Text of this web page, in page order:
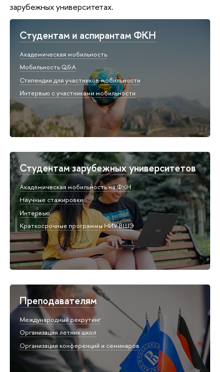
зарубежных университетах.
Студентам и аспирантам ФКН
Академическая мобильность
Мобильность Q&A
Стипендии для участников мобильности
Интервью с участниками мобильности
Студентам зарубежных университетов
Академическая мобильность на ФКН
Научные стажировки
Интервью
Краткосрочные программы НИУ ВШЭ
Преподавателям
Международный рекрутинг
Организация летних школ
Организация конференций и семинаров